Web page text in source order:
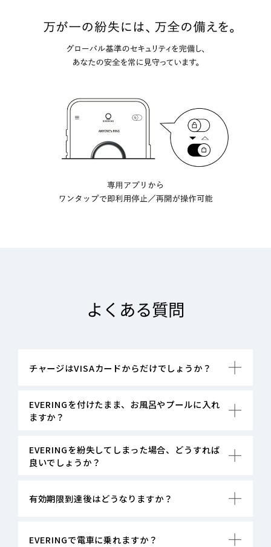
よくある質問
チャージはVISAカードからだけでしょうか？
EVERINGを付けたまま、お風呂やプールに入れ
ますか？
EVERINGを紛失してしまった場合、どうすれば
良いでしょうか？
有効期限到達後はどうなりますか？
EVERINGで電車に乗れますか？